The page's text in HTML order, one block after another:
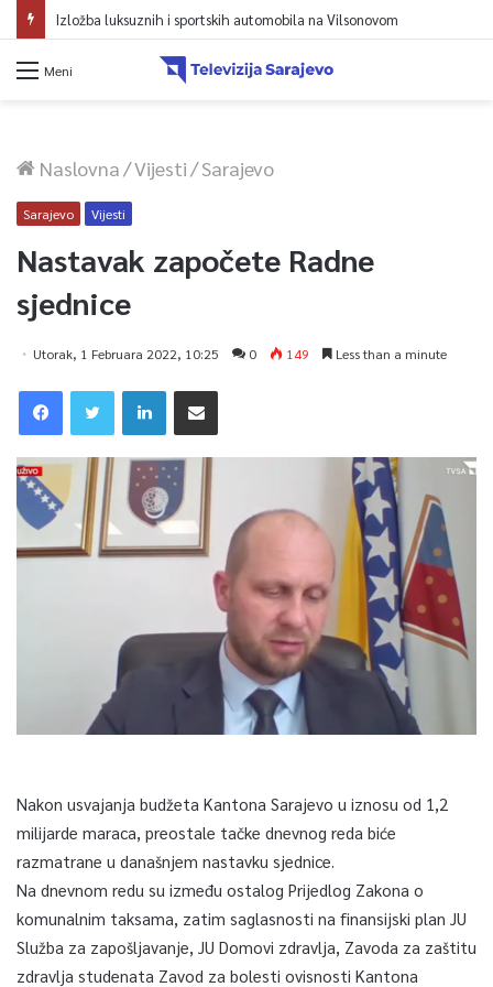
Izložba luksuznih i sportskih automobila na Vilsonovom
Meni
Naslovna/Vijesti/Sarajevo
Sarajevo Vijesti
Nastavak započete Radne
sjednice
Utorak, 1 Februara 2022, 10:25 0 149 Less than a minute
Nakon usvajanja budžeta Kantona Sarajevo u iznosu od 1,2
milijarde maraca, preostale tačke dnevnog reda biće
razmatrane u današnjem nastavku sjednice.
Na dnevnom redu su između ostalog Prijedlog Zakona o
komunalnim taksama, zatim saglasnosti na finansijski plan JU
Služba za zapošljavanje, JU Domovi zdravlja, Zavoda za zaštitu
zdravlja studenata Zavod za bolesti ovisnosti Kantona